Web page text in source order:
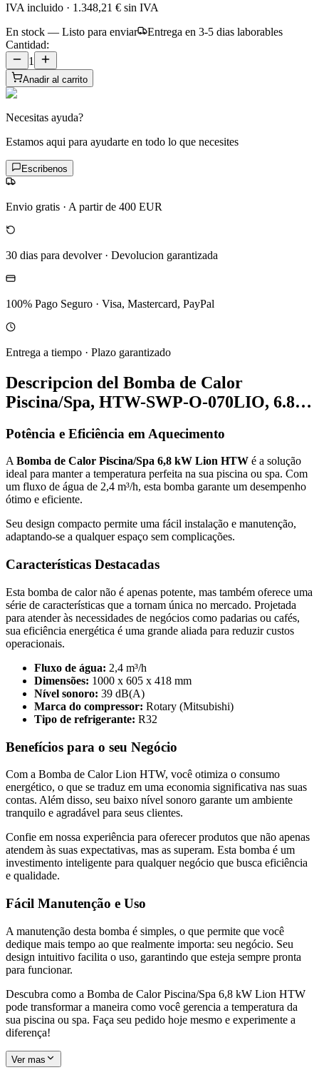
IVA incluido · 1.348,21 € sin IVA
En stock — Listo para enviar
Entrega en 3-5 dias laborables
Cantidad:
1
Anadir al carrito
Necesitas ayuda?
Estamos aqui para ayudarte en todo lo que necesites
Escribenos
Envio gratis · A partir de 400 EUR
30 dias para devolver· Devolucion garantizada
100% Pago Seguro · Visa, Mastercard, PayPal
Entrega a tiempo · Plazo garantizado
Descripcion del Bomba de Calor
Piscina/Spa, HTW-SWP-O-070LIO, 6.8…
Potência e Eficiência em Aquecimento
ABomba de Calor Piscina/Spa 6,8 kW Lion HTW é a solução
ideal para manter a temperatura perfeita na sua piscina ou spa. Com
um fluxo de água de 2,4 m³/h, esta bomba garante um desempenho
ótimo e eficiente.
Seu design compacto permite uma fácil instalação e manutenção,
adaptando-se a qualquer espaço sem complicações.
Características Destacadas
Esta bomba de calor não é apenas potente, mas também oferece uma
série de características que a tornam única no mercado. Projetada
para atender às necessidades de negócios como padarias ou cafés,
sua eficiência energética é uma grande aliada para reduzir custos
operacionais.
Fluxo de água: 2,4 m³/h
Dimensões: 1000 x 605 x 418 mm
Nível sonoro: 39 dB(A)
Marca do compressor: Rotary (Mitsubishi)
Tipo de refrigerante: R32
Benefícios para o seu Negócio
Com a Bomba de Calor Lion HTW, você otimiza o consumo
energético, o que se traduz em uma economia significativa nas suas
contas. Além disso, seu baixo nível sonoro garante um ambiente
tranquilo e agradável para seus clientes.
Confie em nossa experiência para oferecer produtos que não apenas
atendem às suas expectativas, mas as superam. Esta bomba é um
investimento inteligente para qualquer negócio que busca eficiência
e qualidade.
Fácil Manutenção e Uso
A manutenção desta bomba é simples, o que permite que você
dedique mais tempo ao que realmente importa: seu negócio. Seu
design intuitivo facilita o uso, garantindo que esteja sempre pronta
para funcionar.
Descubra como a Bomba de Calor Piscina/Spa 6,8 kW Lion HTW
pode transformar a maneira como você gerencia a temperatura da
sua piscina ou spa. Faça seu pedido hoje mesmo e experimente a
diferença!
Ver mas